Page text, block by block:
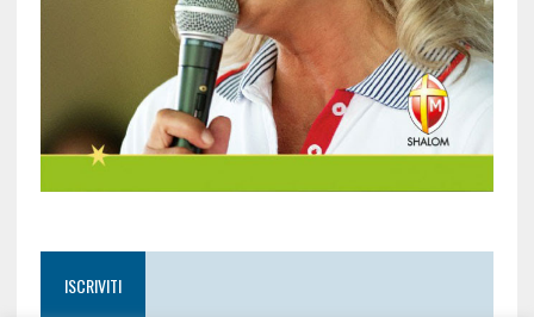
ISCRIVITI